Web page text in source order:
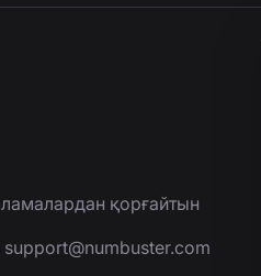
қорғайтын
support@numbuster.com